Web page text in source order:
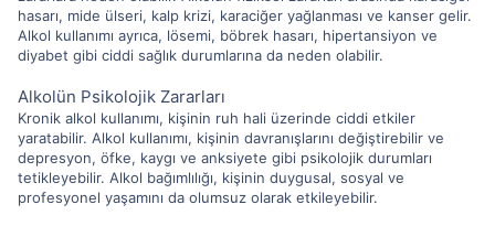
hasarı, mide ülseri, kalp krizi, karaciğer yağlanması ve kanser gelir.
Alkol kullanımı ayrıca, lösemi, böbrek hasarı, hipertansiyon ve
diyabet gibi ciddi sağlık durumlarına da neden olabilir.
Alkolün Psikolojik Zararları
Kronik alkol kullanımı, kişinin ruh hali üzerinde ciddi etkiler
yaratabilir. Alkol kullanımı, kişinin davranışlarını değiştirebilir ve
depresyon, öfke, kaygı ve anksiyete gibi psikolojik durumları
tetikleyebilir. Alkol bağımlılığı, kişinin duygusal, sosyal ve
profesyonel yaşamını da olumsuz olarak etkileyebilir.